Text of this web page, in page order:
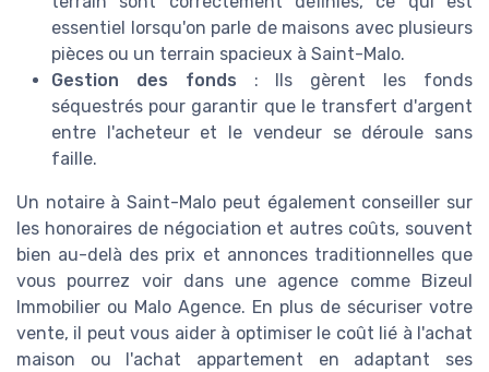
essentiel lorsqu'on parle de maisons avec plusieurs
pièces ou un terrain spacieux à Saint-Malo.
Gestion des fonds : Ils gèrent les fonds
séquestrés pour garantir que le transfert d'argent
entre l'acheteur et le vendeur se déroule sans
faille.
Un notaire à Saint-Malo peut également conseiller sur
les honoraires de négociation et autres coûts, souvent
bien au-delà des prix et annonces traditionnelles que
vous pourrez voir dans une agence comme Bizeul
Immobilier ou Malo Agence. En plus de sécuriser votre
vente, il peut vous aider à optimiser le coût lié à l'achat
maison ou l'achat appartement en adaptant ses